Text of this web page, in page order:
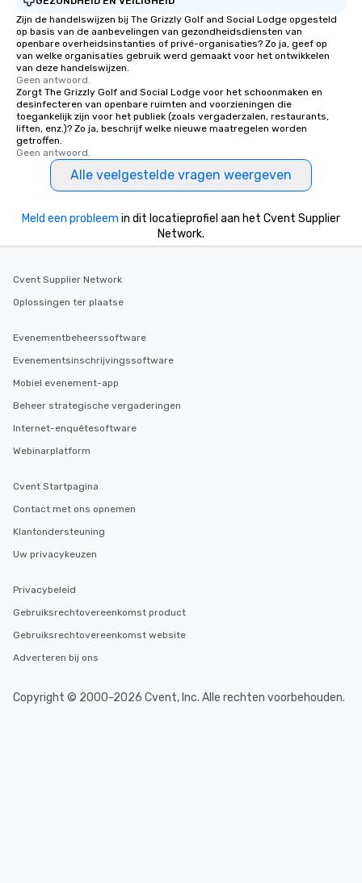
Zijn de handelswijzen bij The Grizzly Golf and Social Lodge opgesteld
op basis van de aanbevelingen van gezondheidsdiensten van
openbare overheidsinstanties of privé-organisaties? Zo ja, geef op
van welke organisaties gebruik werd gemaakt voor het ontwikkelen
van deze handelswijzen.
Geen antwoord.
Zorgt The Grizzly Golf and Social Lodge voor het schoonmaken en
desinfecteren van openbare ruimten and voorzieningen die
toegankelijk zijn voor het publiek (zoals vergaderzalen, restaurants,
liften, enz.)? Zo ja, beschrijf welke nieuwe maatregelen worden
getroffen.
Geen antwoord.
Alle veelgestelde vragen weergeven
Meld een probleem in dit locatieprofiel aan het Cvent Supplier
Network.
Cvent Supplier Network
Oplossingen ter plaatse
Evenementbeheerssoftware
Evenementsinschrijvingssoftware
Mobiel evenement-app
Beheer strategische vergaderingen
Internet-enquêtesoftware
Webinarplatform
Cvent Startpagina
Contact met ons opnemen
Klantondersteuning
Uw privacykeuzen
Privacybeleid
Gebruiksrechtovereenkomst product
Gebruiksrechtovereenkomst website
Adverteren bij ons
Copyright © 2000-2026 Cvent, Inc. Alle rechten voorbehouden.